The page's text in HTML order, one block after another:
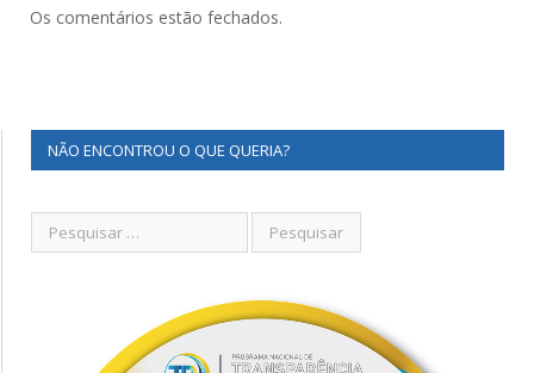
Os comentários estão fechados.
NÃO ENCONTROU O QUE QUERIA?